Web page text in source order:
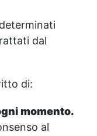
dal
di:
momento.
al